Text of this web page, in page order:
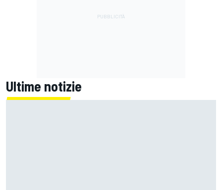
Ultime notizie